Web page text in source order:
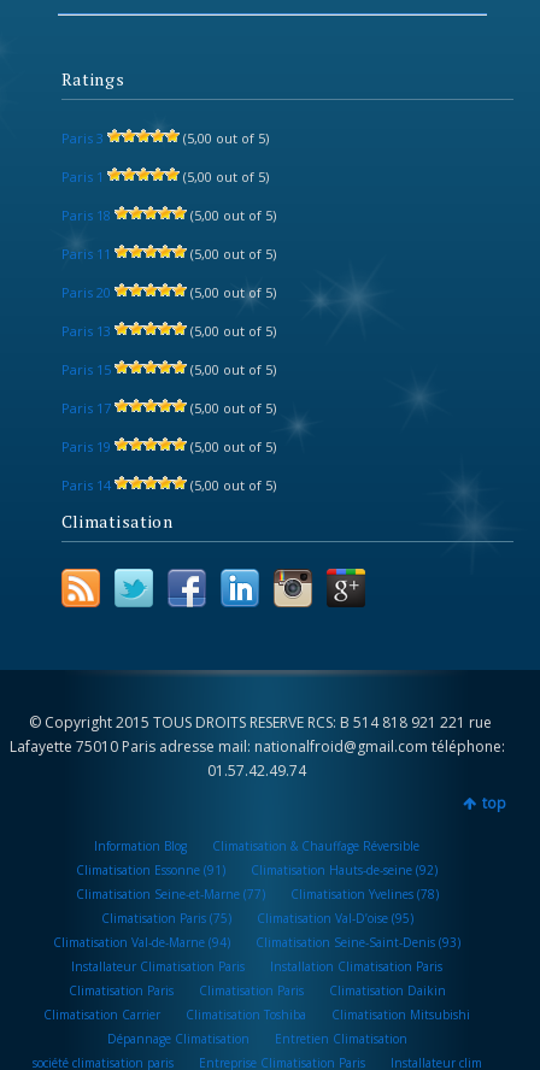
Ratings
Paris 3 (5,00 out of 5)
Paris 1 (5,00 out of 5)
Paris 18 (5,00 out of 5)
Paris 11 (5,00 out of 5)
Paris 20 (5,00 out of 5)
Paris 13 (5,00 out of 5)
Paris 15 (5,00 out of 5)
Paris 17 (5,00 out of 5)
Paris 19 (5,00 out of 5)
Paris 14 (5,00 out of 5)
Climatisation
© Copyright 2015 TOUS DROITS RESERVE RCS: B 514 818 921 221 rue
Lafayette 75010 Paris adresse mail: nationalfroid@gmail.com téléphone:
01.57.42.49.74
top
Information Blog
Climatisation & Chauffage Réversible
Climatisation Essonne (91)
Climatisation Hauts-de-seine (92)
Climatisation Seine-et-Marne (77)
Climatisation Yvelines (78)
Climatisation Paris (75)
Climatisation Val-D’oise (95)
Climatisation Val-de-Marne (94)
Climatisation Seine-Saint-Denis (93)
Installateur Climatisation Paris
Installation Climatisation Paris
Climatisation Paris
Climatisation Paris
Climatisation Daikin
Climatisation Carrier
Climatisation Toshiba
Climatisation Mitsubishi
Dépannage Climatisation
Entretien Climatisation
société climatisation paris
Entreprise Climatisation Paris Installateur clim